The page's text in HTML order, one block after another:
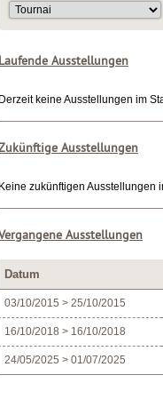
Laufende Ausstellungen
Derzeit keine Ausstellungen im
Ausstellungen
Keine zukünftigen Ausstellungen
Ausstellungen
Datum
03/10/2015 > 25/10/2015
16/10/2018 > 16/10/2018
24/05/2025 > 01/07/2025